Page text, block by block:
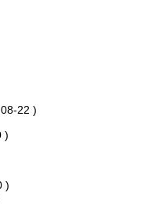
22 )
)
)